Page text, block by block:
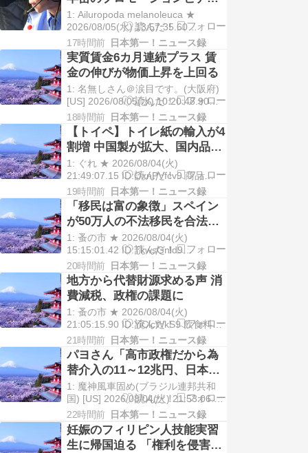
オ」BGM付き被災地視察動画
に批判殺到、”強烈な違和
感”と不必要な謎の演出
1: Ailuropoda melanoleuca ★
2026/08/05(水) 13:57:35.60
ID:Xohvkdzs9 2026/8/5 8月3日、高
市早苗首相が熊本地震の被災地であ
る熊本県を視察した。7 […]
17時間前 日本第一！ニュース録
実質賃金6カ月連続プラス 賃
金の伸びが物価上昇を上回る
1: 名無しさん＠涙目です。(大阪府)
[US] 2026/08/05(水) 10:20:48.90
ID:BCAPSk1D0● BE:135853815-
PLT(13000) sssp://img.5ch.io/pre
[…]
18時間前 日本第一！ニュース録
【トイペ】トイレ紙の輸入が4
割増 中国製が拡大、国内品の
値上げの壁に
1: ぐれ ★ 2026/08/04(火)
21:49:07.15 ID:OxnPVfcv9 商品
2026年8月4日 17:00 日本経済新聞
[会員限定記事] トイレットペーパー
の輸入量が1～6月期に前年同期に比
べ4 […]
19時間前 日本第一！ニュース録
「移民は富の象徴」スペイン
が50万人の不法移民を合法
化、その狙いと日本への教訓
と
1: 蚤の市 ★ 2026/08/04(火)
15:15:01.42 ID:TkwsGnld9
(略)▽「ただただ感謝」 世界遺産サ
グラダ・ファミリア教会で有名なス
ペイン北東部の都市バルセロナ。中
心部から電車で20分ほ […]
20時間前 日本第一！ニュース録
地方から代替財源求める声 消
費減税、政権の課題に
1: 蚤の市 ★ 2026/08/04(火)
21:05:15.90 ID:YiClcWkS9 飲食料品
の消費税率を2027年4月から1％に引
き下げる高市早苗首相の方針を巡
り、地方からは減収への懸念から代
替財源を確保す […]
21時間前 日本第一！ニュース録
パヨさん「高市政権だから為
替介入の11～12兆円、日本の
国家予算の10%消えました」
1: 魔神風車固め(ブラジル連邦共和
国) [US] 2026/08/04(火) 21:53:06.60
ID:3LyvXUo80● BE:662593167-
2BP(2000) https://twitter.com/i […]
22時間前 日本第一！ニュース録
妊娠のフィリピン人技能実習
生に帰国迫る 「権利を侵害」